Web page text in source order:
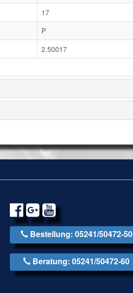
17
P
2.50017
Bestellung: 05241/50472-50
Beratung: 05241/50472-60